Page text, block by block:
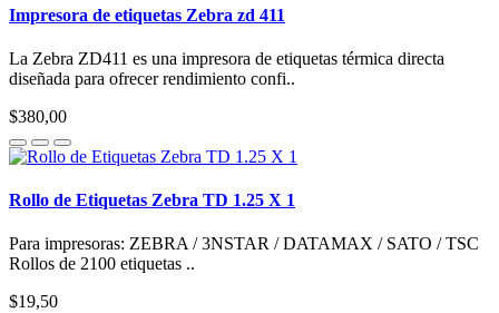
Impresora de etiquetas Zebra zd 411
La Zebra ZD411 es una impresora de etiquetas térmica directa
diseñada para ofrecer rendimiento confi..
$380,00
Rollo de Etiquetas Zebra TD 1.25 X 1
Para impresoras: ZEBRA / 3NSTAR / DATAMAX / SATO / TSC
Rollos de 2100 etiquetas ..
$19,50